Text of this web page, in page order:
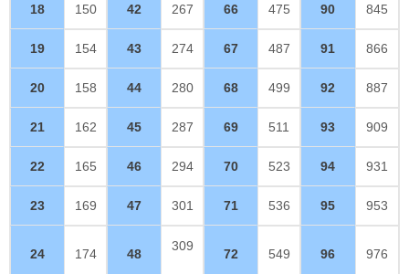
18 150 42 267 66 475 90 845
19 154 43 274 67 487 91 866
20 158 44 280 68 499 92 887
21 162 45 287 69 511 93 909
22 165 46 294 70 523 94 931
23 169 47 301 71 536 95 953
24 174 48
309
72 549 96 976